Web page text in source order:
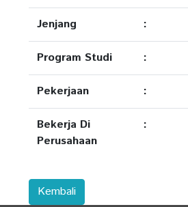
Jenjang :
Program Studi :
Pekerjaan :
Bekerja Di
Perusahaan
:
Kembali